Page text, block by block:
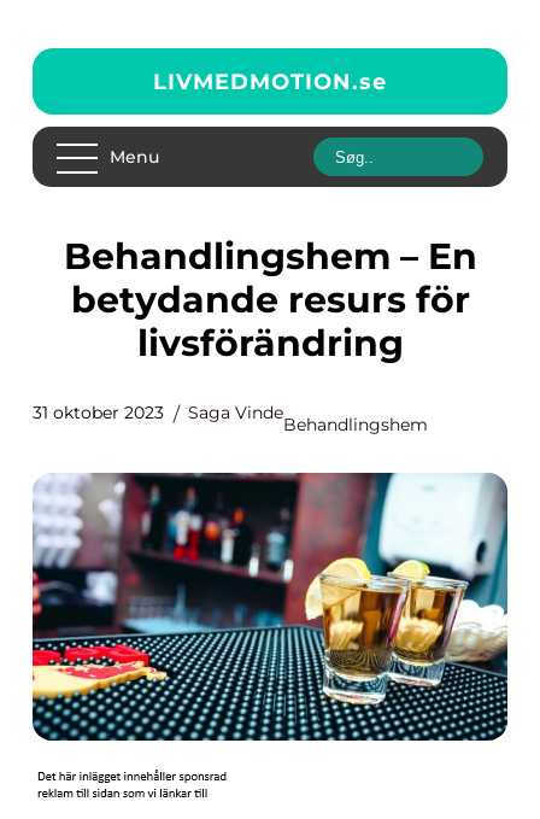
LIVMEDMOTION.se
Menu
Behandlingshem – En
betydande resurs för
livsförändring
31 oktober 2023 Saga Vinde
Behandlingshem